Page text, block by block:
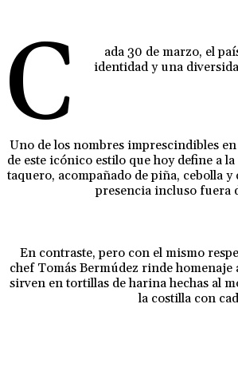
C
ada 30 de marzo, el
identidad y una
Uno de los nombres imprescindibles
de este icónico estilo que hoy define a
taquero, acompañado de piña, cebolla
presencia incluso fuera
En contraste, pero con el mismo
chef Tomás Bermúdez rinde homenaje
sirven en tortillas de harina hechas al
la costilla con